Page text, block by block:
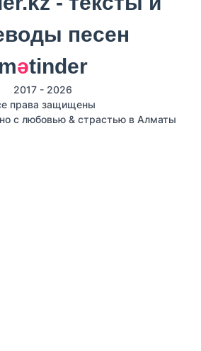
mәtinder
2017 - 2026
права защищены
с любовью & страстью в Алматы